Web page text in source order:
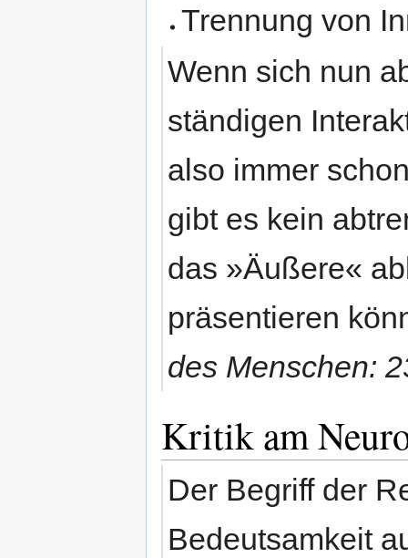
Trennung von
Wenn sich nun
ständigen
also immer
gibt es kein
das »Äußere«
präsentieren
des Menschen:
Kritik am
Der Begriff der
Bedeutsamkeit